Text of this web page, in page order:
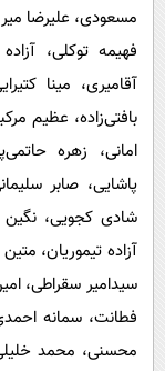
مسعودی، علیرضا
فهیمه توکلی،
آقامیری، مینا
بافتی‌زاده، عظیم
امانی، زهره
پاشایی، صابر
شادی کجویی،
آزاده تیموریان،
سیدامیر سقراطی،
فطانت، سمانه
محسنی، محمد